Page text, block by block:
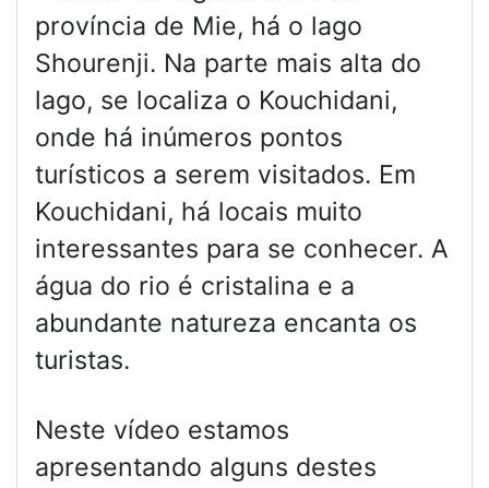
província de Mie, há o lago
Shourenji. Na parte mais alta do
lago, se localiza o Kouchidani,
onde há inúmeros pontos
turísticos a serem visitados. Em
Kouchidani, há locais muito
interessantes para se conhecer. A
água do rio é cristalina e a
abundante natureza encanta os
turistas.
Neste vídeo estamos
apresentando alguns destes